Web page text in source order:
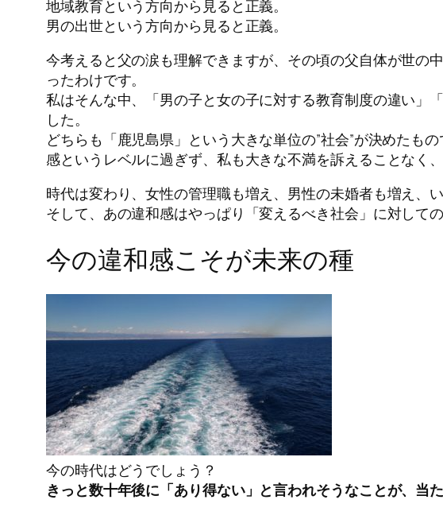
地域教育という方向から見ると正義。
男の出世という方向から見ると正義。
今考えると父の涙も理解できますが、その頃の父自体が世の
ったわけです。
私はそんな中、「男の子と女の子に対する教育制度の違い」
した。
どちらも「鹿児島県」という大きな単位の”社会”が決めたも
感というレベルに過ぎず、私も大きな不満を訴えることなく
時代は変わり、女性の管理職も増え、男性の未婚者も増え、
そして、あの違和感はやっぱり「変えるべき社会」に対して
今の違和感こそが未来の種
今の時代はどうでしょう？
きっと数十年後に「あり得ない」と言われそうなことが、当